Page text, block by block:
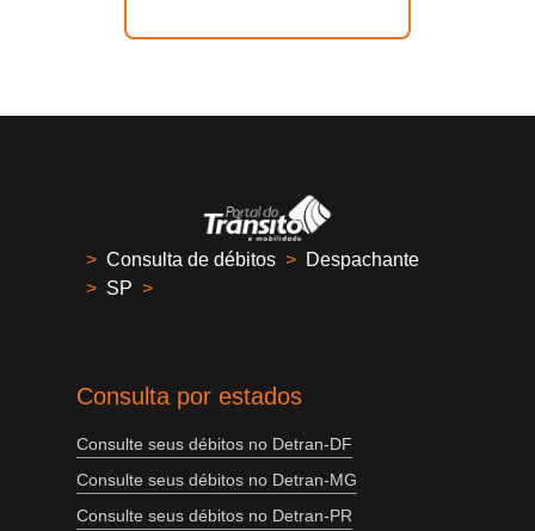
> Consulta de débitos > Despachante
> SP >
Consulta por estados
Consulte seus débitos no Detran-DF
Consulte seus débitos no Detran-MG
Consulte seus débitos no Detran-PR